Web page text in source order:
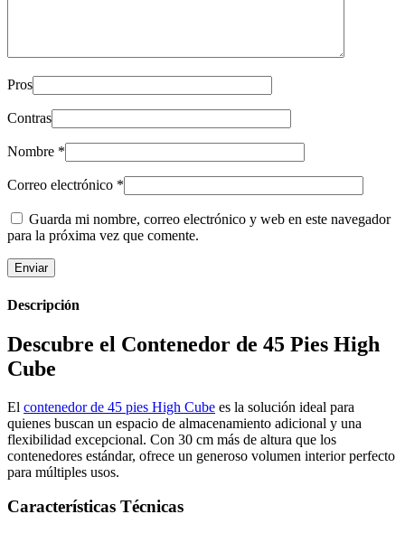
Pros
Contras
Nombre *
Correo electrónico *
Guarda mi nombre, correo electrónico y web en este navegador
para la próxima vez que comente.
Descripción
Descubre el Contenedor de 45 Pies High
Cube
El contenedor de 45 pies High Cube es la solución ideal para
quienes buscan un espacio de almacenamiento adicional y una
flexibilidad excepcional. Con 30 cm más de altura que los
contenedores estándar, ofrece un generoso volumen interior perfecto
para múltiples usos.
Características Técnicas